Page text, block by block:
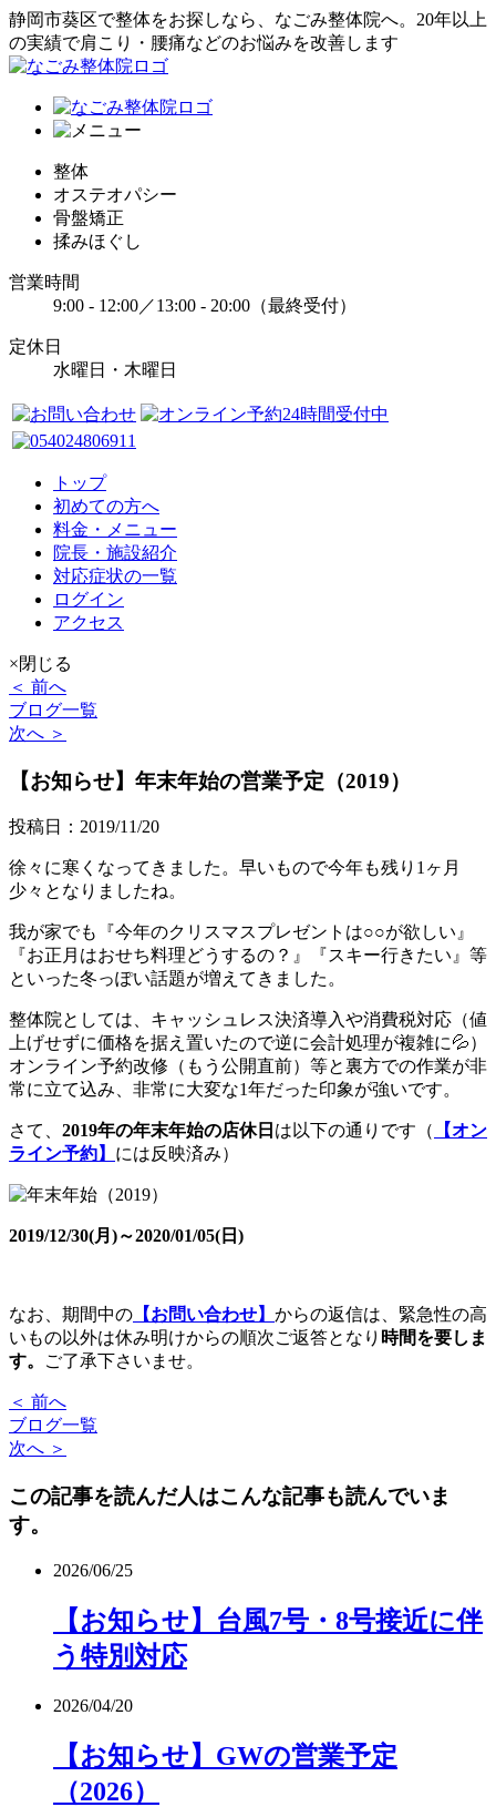
静岡市葵区で整体をお探しなら、なごみ整体院へ。20年以上
の実績で肩こり・腰痛などのお悩みを改善します
整体
オステオパシー
骨盤矯正
揉みほぐし
営業時間
9:00 - 12:00／13:00 - 20:00（最終受付）
定休日
水曜日・木曜日
トップ
初めての方へ
料金・メニュー
院長・施設紹介
対応症状の一覧
ログイン
アクセス
×閉じる
＜ 前へ
ブログ一覧
次へ ＞
【お知らせ】年末年始の営業予定（2019）
投稿日：2019/11/20
徐々に寒くなってきました。早いもので今年も残り1ヶ月
少々となりましたね。
我が家でも『今年のクリスマスプレゼントは○○が欲しい』
『お正月はおせち料理どうするの？』『スキー行きたい』等
といった冬っぽい話題が増えてきました。
整体院としては、キャッシュレス決済導入や消費税対応（値
上げせずに価格を据え置いたので逆に会計処理が複雑に💦）
オンライン予約改修（もう公開直前）等と裏方での作業が非
常に立て込み、非常に大変な1年だった印象が強いです。
さて、 2019年の年末年始の店休日 は以下の通りです（
【オン
ライン予約】 には反映済み）
2019/12/30(月)～2020/01/05(日)
なお、期間中の 【お問い合わせ】 からの返信は、緊急性の高
いもの以外は休み明けからの順次ご返答となり 時間を要しま
す。
ご了承下さいませ。
＜ 前へ
ブログ一覧
次へ ＞
この記事を読んだ人はこんな記事も読んでいま
す。
2026/06/25
【お知らせ】台風7号・8号接近に伴
う特別対応
2026/04/20
【お知らせ】GWの営業予定
（2026）